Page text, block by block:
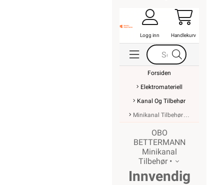
Logg inn Handlekurv
Forsiden
Elektromateriell
Kanal Og Tilbehør
Minikanal Tilbehør
OBO
BETTERMANN
Minikanal
Tilbehør •
Innvendig